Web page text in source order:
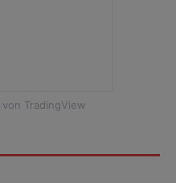
von TradingView